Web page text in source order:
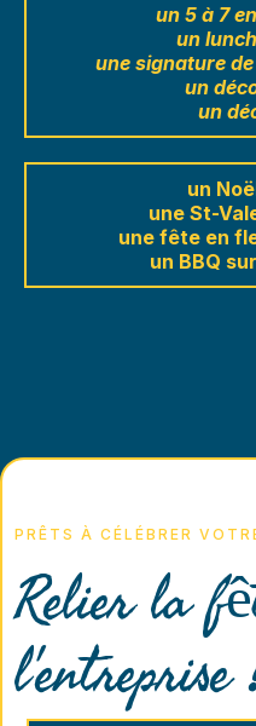
un 5 à 7
un
une signature
un
un
un
une St-
une fête en
un BBQ
PRÊTS À CÉLÉBRER
Relier la
l'entreprise